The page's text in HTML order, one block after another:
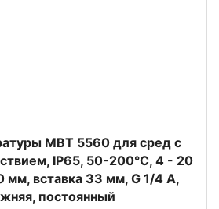
MBT 5560 для сред с
IP65, 50-200°C, 4 - 20
мм, вставка 33 мм, G 1/4 A,
постоянный